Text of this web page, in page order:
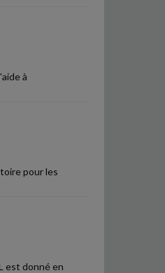
à
pour les
est donné en